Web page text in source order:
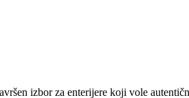
izbor za enterijere koji vole